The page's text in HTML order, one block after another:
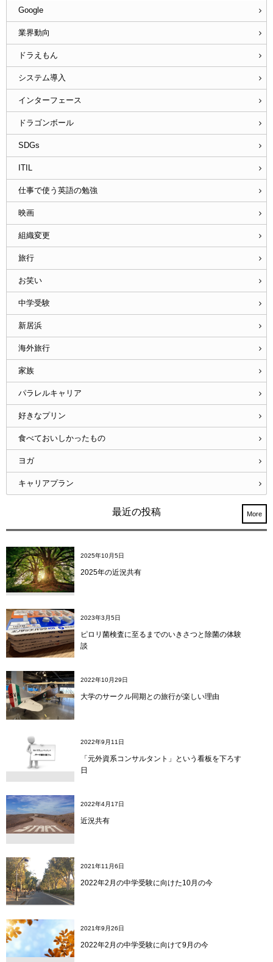
Google
業界動向
ドラえもん
システム導入
インターフェース
ドラゴンボール
SDGs
ITIL
仕事で使う英語の勉強
映画
組織変更
旅行
お笑い
中学受験
新居浜
海外旅行
家族
パラレルキャリア
好きなプリン
食べておいしかったもの
ヨガ
キャリアプラン
最近の投稿
2025年10月5日
2025年の近況共有
2023年3月5日
ピロリ菌検査に至るまでのいきさつと除菌の体験
談
2022年10月29日
大学のサークル同期との旅行が楽しい理由
2022年9月11日
「元外資系コンサルタント」という看板を下ろす
日
2022年4月17日
近況共有
2021年11月6日
2022年2月の中学受験に向けた10月の今
2021年9月26日
2022年2月の中学受験に向けて9月の今
More